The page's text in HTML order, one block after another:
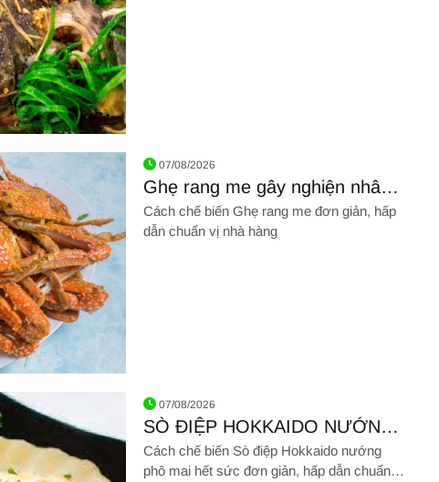
07/08/2026
Ghẹ rang me gây nghiện nhâm
nhi ngày cuối tuần
Cách chế biến Ghẹ rang me đơn giản, hấp
dẫn chuẩn vị nhà hàng
07/08/2026
SÒ ĐIỆP HOKKAIDO NƯỚNG
PHÔ MAI
Cách chế biến Sò điệp Hokkaido nướng
phô mai hết sức đơn giản, hấp dẫn chuẩn vị